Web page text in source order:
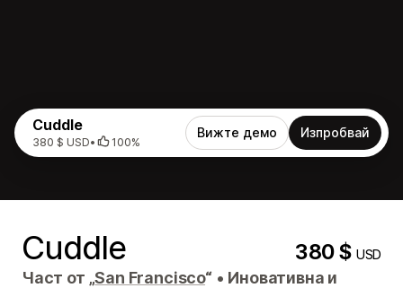
Cuddle
380 $ USD• 100%
Вижте демо Изпробвай
Cuddle 380 $USD
Част от „San Francisco“ • Иновативна и